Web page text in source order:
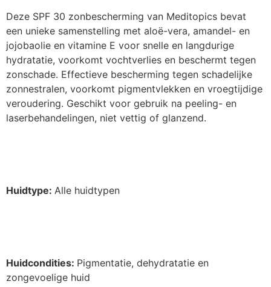
Deze SPF 30 zonbescherming van Meditopics bevat
een unieke samenstelling met aloë-vera, amandel- en
jojobaolie en vitamine E voor snelle en langdurige
hydratatie, voorkomt vochtverlies en beschermt tegen
zonschade. Effectieve bescherming tegen schadelijke
zonnestralen, voorkomt pigmentvlekken en vroegtijdige
veroudering. Geschikt voor gebruik na peeling- en
laserbehandelingen, niet vettig of glanzend.
Huidtype: Alle huidtypen
Huidcondities: Pigmentatie, dehydratatie en
zongevoelige huid